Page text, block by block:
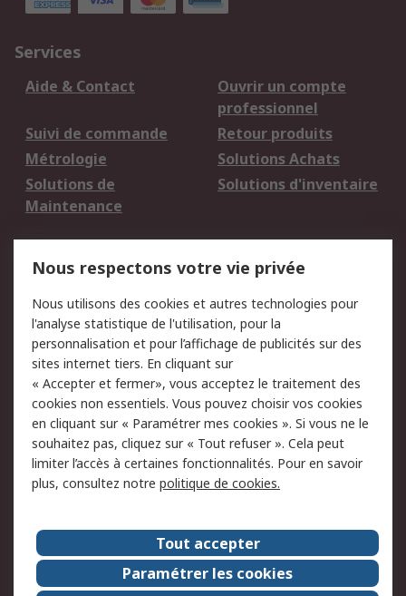
Services
Aide & Contact
Ouvrir un compte
professionnel
Suivi de commande
Retour produits
Métrologie
Solutions Achats
Solutions de
Maintenance
Solutions d'inventaire
du site
Politique de protection
des données - Mise à
jour
Sécurité des E-mails
Conditions générales
de vente
Politique anti-
corruption
Campagnes marketing
A propos de RS
A propos de RS France
Evénements
Le groupe RS Group Plc
Presse
RS dans le monde
Démarche RSE
Nous respectons votre vie privée
Nous utilisons des cookies et autres technologies pour
l'analyse statistique de l'utilisation, pour la
personnalisation et pour l’affichage de publicités sur des
sites internet tiers. En cliquant sur
« Accepter et fermer», vous acceptez le traitement des
cookies non essentiels. Vous pouvez choisir vos cookies
en cliquant sur « Paramétrer mes cookies ». Si vous ne le
souhaitez pas, cliquez sur « Tout refuser ». Cela peut
limiter l’accès à certaines fonctionnalités. Pour en savoir
plus, consultez notre politique de cookies.
Tout accepter
Paramétrer les cookies